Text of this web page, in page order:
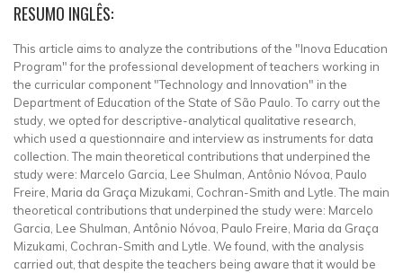
RESUMO INGLÊS:
This article aims to analyze the contributions of the "Inova Education
Program" for the professional development of teachers working in
the curricular component "Technology and Innovation" in the
Department of Education of the State of São Paulo. To carry out the
study, we opted for descriptive-analytical qualitative research,
which used a questionnaire and interview as instruments for data
collection. The main theoretical contributions that underpined the
study were: Marcelo Garcia, Lee Shulman, Antônio Nóvoa, Paulo
Freire, Maria da Graça Mizukami, Cochran-Smith and Lytle. The main
theoretical contributions that underpined the study were: Marcelo
Garcia, Lee Shulman, Antônio Nóvoa, Paulo Freire, Maria da Graça
Mizukami, Cochran-Smith and Lytle. We found, with the analysis
carried out, that despite the teachers being aware that it would be